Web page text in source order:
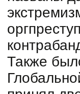
Также